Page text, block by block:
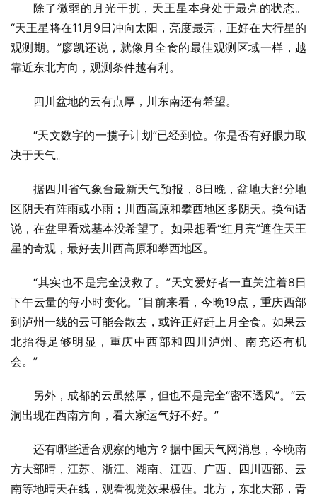
除了微弱的月光干扰，天王星本身处于最亮的状态。
“天王星将在11月9日冲向太阳，亮度最亮，正好在大行星的
观测期。”廖凯还说，就像月全食的最佳观测区域一样，越
靠近东北方向，观测条件越有利。
四川盆地的云有点厚，川东南还有希望。
“天文数字的一揽子计划”已经到位。你是否有好眼力取
决于天气。
据四川省气象台最新天气预报，8日晚，盆地大部分地
区阴天有阵雨或小雨；川西高原和攀西地区多阴天。换句话
说，在盆里看戏基本没希望了。如果想看“红月亮”遮住天王
星的奇观，最好去川西高原和攀西地区。
“其实也不是完全没救了。”天文爱好者一直关注着8日
下午云量的每小时变化。“目前来看，今晚19点，重庆西部
到泸州一线的云可能会散去，或许正好赶上月全食。如果云
北抬得足够明显，重庆中西部和四川泸州、南充还有机
会。”
另外，成都的云虽然厚，但也不是完全“密不透风”。“云
洞出现在西南方向，看大家运气好不好。”
还有哪些适合观察的地方？据中国天气网消息，今晚南
方大部晴，江苏、浙江、湖南、江西、广西、四川西部、云
南等地晴天在线，观看视觉效果极佳。北方，东北大部，青